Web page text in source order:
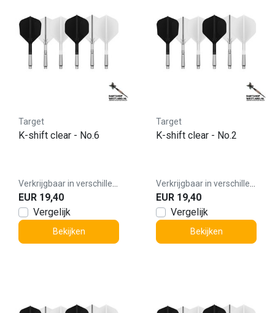
Target
K-shift clear - No.6
EUR 19,40
Vergelijk
Bekijken
Target
K-shift clear - No.2
EUR 19,40
Vergelijk
Bekijken